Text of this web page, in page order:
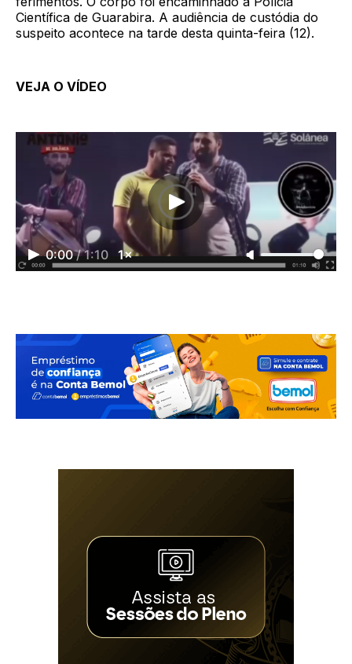
Científica de Guarabira. A audiência de custódia do
suspeito acontece na tarde desta quinta-feira (12).
VEJA O VÍDEO
0:00 / 1:10 1×